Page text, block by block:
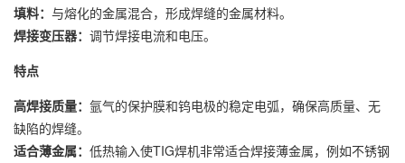
填料： 与熔化的金属混合，形成焊缝的金属材料。
焊接变压器： 调节焊接电流和电压。
特点
高焊接质量： 氩气的保护膜和钨电极的稳定电弧，确保高质量、无
缺陷的焊缝。
适合薄金属： 低热输入使TIG焊机非常适合焊接薄金属，例如不锈钢